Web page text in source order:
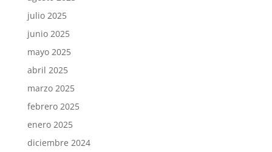
julio 2025
junio 2025
mayo 2025
abril 2025
marzo 2025
febrero 2025
enero 2025
diciembre 2024